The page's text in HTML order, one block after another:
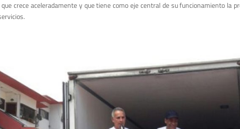
crece aceleradamente y que tiene como eje central de su funcionamiento la